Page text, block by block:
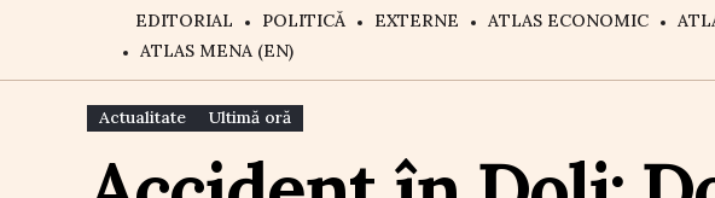
EDITORIAL POLITICĂ EXTERNE ATLAS ECONOMIC
ATLAS MENA (EN)
Actualitate Ultimă oră